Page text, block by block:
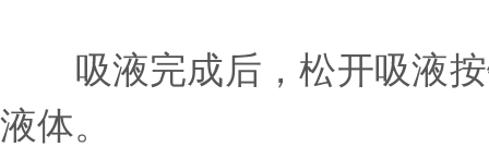
吸液完成后，松开吸液按
液体。